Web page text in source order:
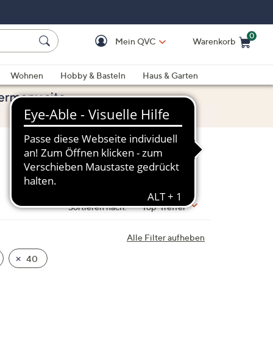
Mein QVC Warenkorb
0
Wohnen Hobby & Basteln
Haus & Garten
Sortieren nach: Top-Treffer
Alle Filter aufheben
40